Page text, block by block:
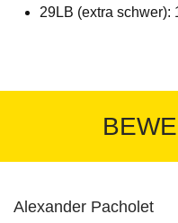
29LB (extra schwer):
Alexander Pacholet